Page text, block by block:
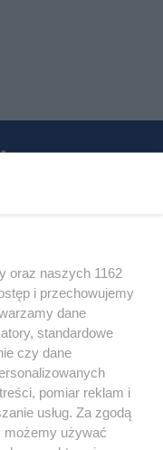
oraz naszych 1162
i przechowujemy
dane
standardowe
czy dane
pomiar reklam i
usług. Za zgodą
możemy używać